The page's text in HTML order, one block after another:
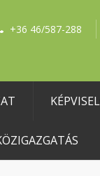
+36 46/587-288